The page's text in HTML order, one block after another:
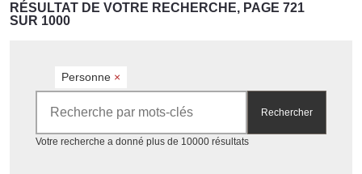
RÉSULTAT DE VOTRE RECHERCHE, PAGE 721
SUR 1000
Personne ×
Rechercher
Votre recherche a donné plus de 10000 résultatsAccéder aux résultats